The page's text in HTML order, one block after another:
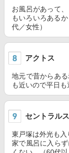
お風呂があって
もいろいろある
代／女性）
アクトス
地元で昔からあ
も近いので平日
セントラル
東戸塚は外光も入
家で風呂に入ら